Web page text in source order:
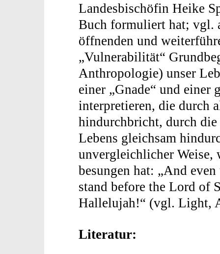
Landesbischöfin Heike
Buch formuliert hat; vgl.
öffnenden und
„Vulnerabilität“
Anthropologie) unser
einer „Gnade“ und einer
interpretieren, die durch
hindurchbricht, durch die
Lebens gleichsam
unvergleichlicher Weise,
besungen hat: „And
stand before the Lord of
Hallelujah!“ (vgl. Light,
Literatur: